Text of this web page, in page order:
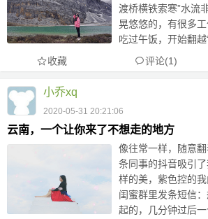
渡桥横铁索寒”水流
晃悠悠的，有很多
吃过午饭，开始翻越
折多山都能下雪 由
多山堵了好久，堵
收藏 评论(1)
小乔xq
2020-05-31 20:21:06
云南，一个让你来了不想走的地方
像往常一样，随意
条同事的抖音吸引
样的美，紫色控的
闺蜜群里发条短信
起的，几分钟过后